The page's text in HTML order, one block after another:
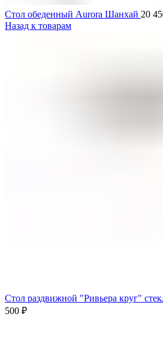
Стол обеденный Aurora Шанхай 20
Назад к товарам
Стол раздвижной "Ривьера круг"
500 ₽